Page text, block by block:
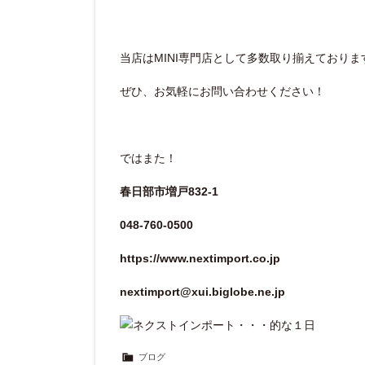
当店はMINI専門店として多数取り揃えておりま
ぜひ、お気軽にお問い合わせください！
ではまた！
春日部市増戸832-1
048-760-0500
https://www.nextimport.co.jp
nextimport@xui.biglobe.ne.jp
ブログ